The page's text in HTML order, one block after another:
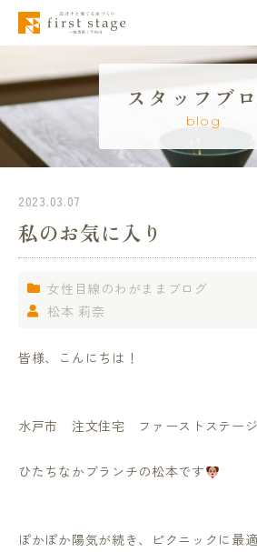
スタッフブ
blog
2023.03.07
私のお気に入り
女性目線のわがままブログ
松本 莉奈
皆様、こんにちは！
水戸市 注文住宅 ファーストステージ
ひたちなかブランチの松本です
ぽかぽか陽気が続き、ピクニックに最